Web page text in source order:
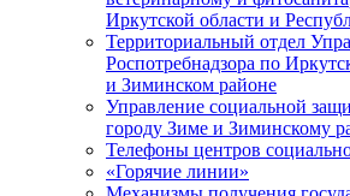
Иркутской области и
Территориальный отдел
Роспотребнадзора по
и Зиминском районе
Управление социальной
городу Зиме и Зиминскому
Телефоны центров
«Горячие линии»